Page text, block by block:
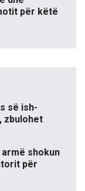
për këtë
së ish-
zbulohet
armë shokun
për